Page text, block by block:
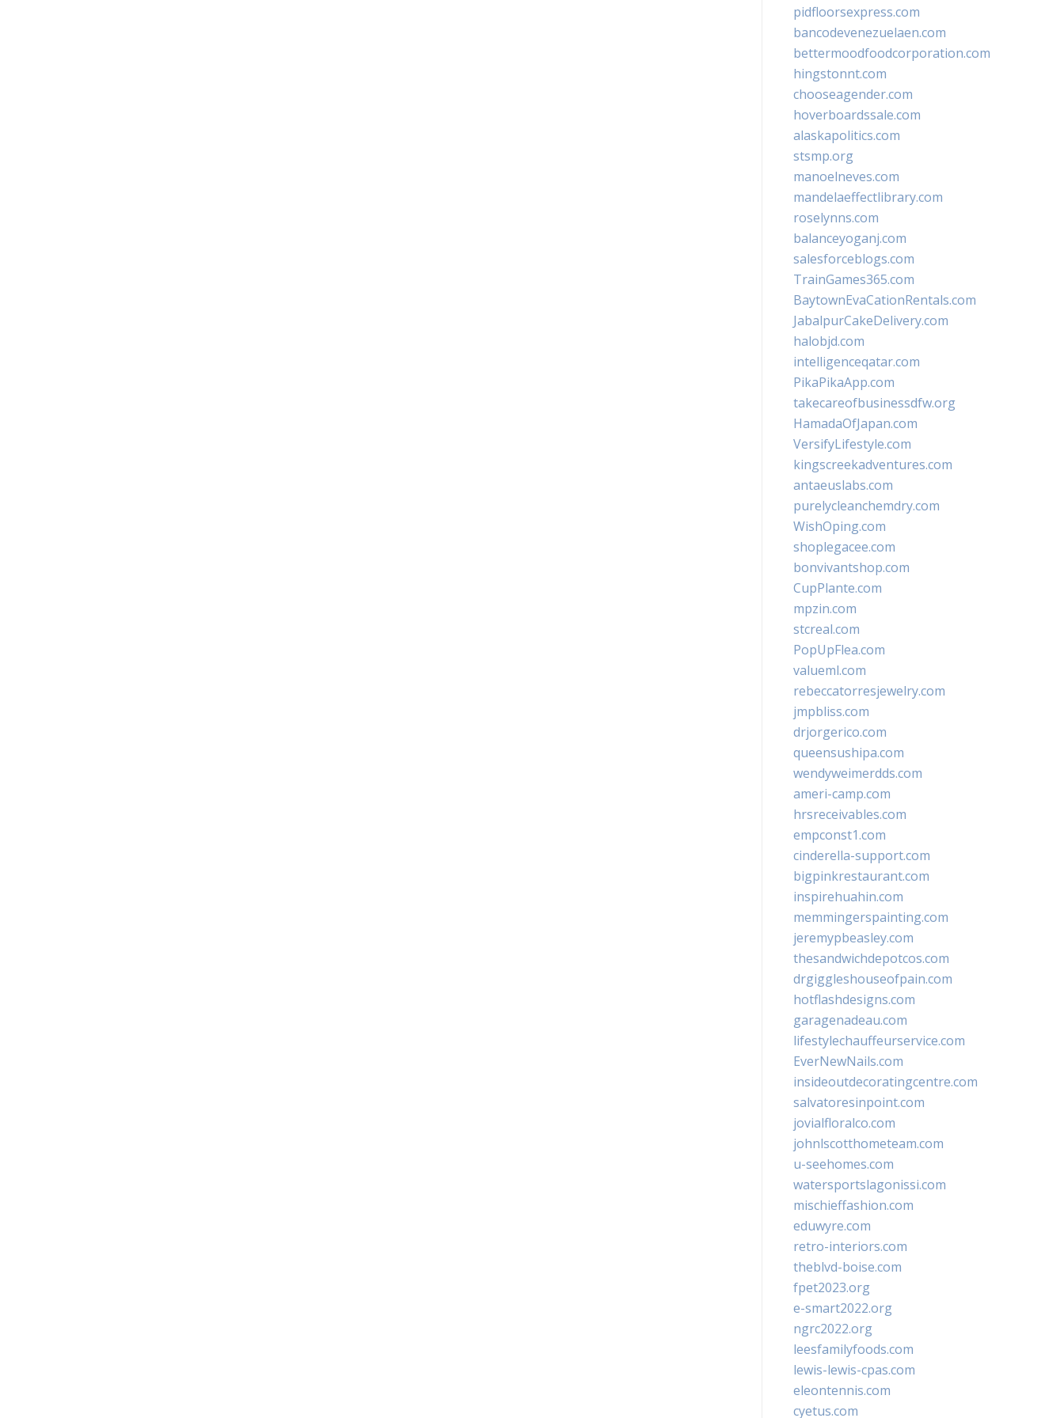
pidfloorsexpress.com
bancodevenezuelaen.com
bettermoodfoodcorporation.com
hingstonnt.com
chooseagender.com
hoverboardssale.com
alaskapolitics.com
stsmp.org
manoelneves.com
mandelaeffectlibrary.com
roselynns.com
balanceyoganj.com
salesforceblogs.com
TrainGames365.com
BaytownEvaCationRentals.com
JabalpurCakeDelivery.com
halobjd.com
intelligenceqatar.com
PikaPikaApp.com
takecareofbusinessdfw.org
HamadaOfJapan.com
VersifyLifestyle.com
kingscreekadventures.com
antaeuslabs.com
purelycleanchemdry.com
WishOping.com
shoplegacee.com
bonvivantshop.com
CupPlante.com
mpzin.com
stcreal.com
PopUpFlea.com
valueml.com
rebeccatorresjewelry.com
jmpbliss.com
drjorgerico.com
queensushipa.com
wendyweimerdds.com
ameri-camp.com
hrsreceivables.com
empconst1.com
cinderella-support.com
bigpinkrestaurant.com
inspirehuahin.com
memmingerspainting.com
jeremypbeasley.com
thesandwichdepotcos.com
drgiggleshouseofpain.com
hotflashdesigns.com
garagenadeau.com
lifestylechauffeurservice.com
EverNewNails.com
insideoutdecoratingcentre.com
salvatoresinpoint.com
jovialfloralco.com
johnlscotthometeam.com
u-seehomes.com
watersportslagonissi.com
mischieffashion.com
eduwyre.com
retro-interiors.com
theblvd-boise.com
fpet2023.org
e-smart2022.org
ngrc2022.org
leesfamilyfoods.com
lewis-lewis-cpas.com
eleontennis.com
cyetus.com